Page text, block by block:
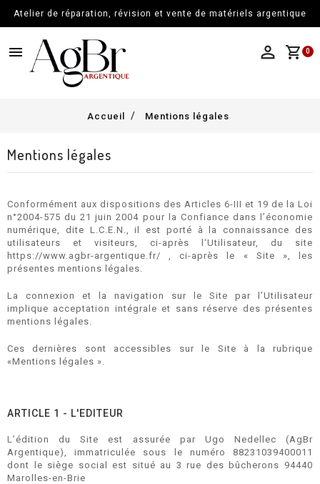
Atelier de réparation, révision et vente de matériels argentique
menu shopping_cart 0
Accueil Mentions légales
Mentions légales
Conformément aux dispositions des Articles 6-III et 19 de la Loi
n°2004-575 du 21 juin 2004 pour la Confiance dans l’économie
numérique, dite L.C.E.N., il est porté à la connaissance des
utilisateurs et visiteurs, ci-après l‘Utilisateur, du site
https://www.agbr-argentique.fr/ , ci-après le « Site », les
présentes mentions légales.
La connexion et la navigation sur le Site par l’Utilisateur
implique acceptation intégrale et sans réserve des présentes
mentions légales.
Ces dernières sont accessibles sur le Site à la rubrique
«Mentions légales ».
ARTICLE 1 - L'EDITEUR
L’édition du Site est assurée par Ugo Nedellec (AgBr
Argentique), immatriculée sous le numéro 88231039400011
dont le siège social est situé au 3 rue des bûcherons 94440
Marolles-en-Brie